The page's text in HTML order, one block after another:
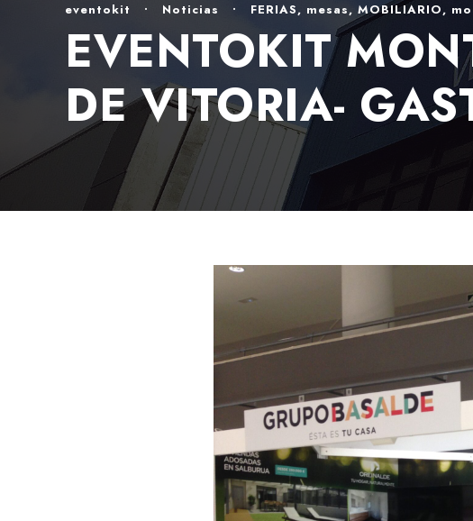
eventokit • Noticias • FERIAS, mesas, MOBILIARIO,
EVENTOKIT
DE VITORIA-